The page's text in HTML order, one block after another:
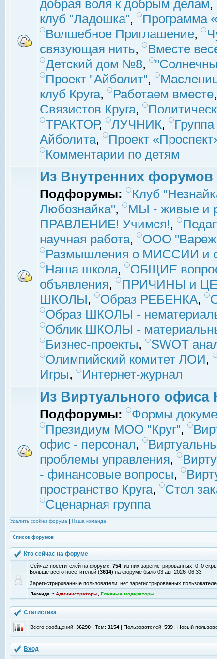
добрая воля к добрым делам,
клуб "Ладошка",
Программа
Волшебное Приглашение,
связующая нить,
Вместе
Детский дом №8,
Проект "Айболит",
клуб Круга, Работаем вместе
Связистов Круга,
ТРАКТОР, ЛУЧНИК,
Айболита,
Проект
Комментарии по детям
Из Внутренних форумов
Подфорумы:
Клуб
Любознайка",
МЫ - живые и
ПРАВЛЕНИЕ! Учимся!,
научная работа,
ООО
Размышления о МИССИИ и
Наша школа,
ОБЩИЕ
объявления,
ПРИЧИНЫ и
ШКОЛЫ, Образ РЕБЕНКА,
Образ ШКОЛЫ -
Облик ШКОЛЫ -
Бизнес-проекты,
SWOT
Олимпийский комитет ЛОИ,
Игры, Интернет-журнал
Из Виртуального офиса
Подфорумы:
Формы
Президиум МОО "Круг",
офис - персонал,
проблемы управления,
- финансовые вопросы,
пространство Круга,
Стол
Сценарная группа
Удалить cookies форума | Наша команда
Список форумов
Кто сейчас на форуме
Сейчас посетителей на форуме: 754 , из них зарегистрированных: 0, 0
Больше всего посетителей (3614) на форуме было 03 авг 2026, 06:33
Зарегистрированные пользователи: нет зарегистрированных
Легенда :: Администраторы Главные модераторы
Статистика
Всего сообщений: 36290 | Тем: 3154 | Пользователей: 599 | Новый
Вход